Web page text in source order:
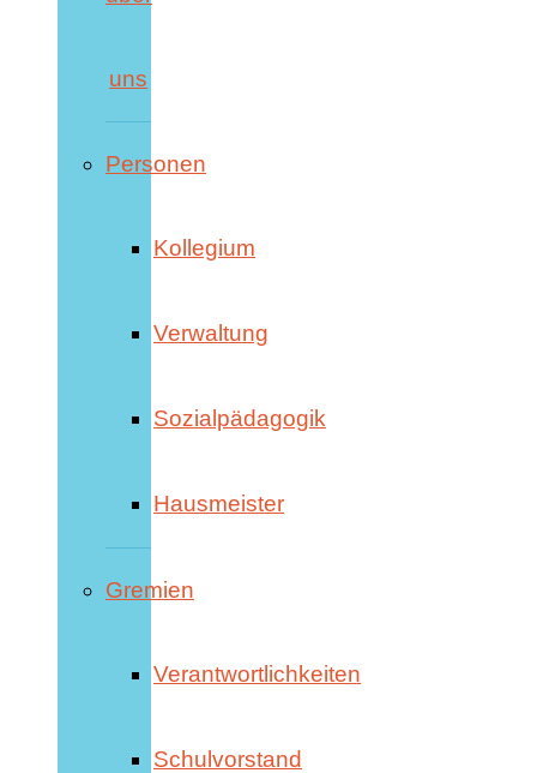
uns
Personen
Kollegium
Verwaltung
Sozialpädagogik
Hausmeister
Gremien
Verantwortlichkeiten
Schulvorstand